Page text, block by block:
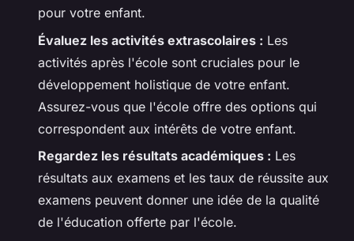
pour votre enfant.
Évaluez les activités extrascolaires : Les
activités après l'école sont cruciales pour le
développement holistique de votre enfant.
Assurez-vous que l'école offre des options qui
correspondent aux intérêts de votre enfant.
Regardez les résultats académiques : Les
résultats aux examens et les taux de réussite aux
examens peuvent donner une idée de la qualité
de l'éducation offerte par l'école.